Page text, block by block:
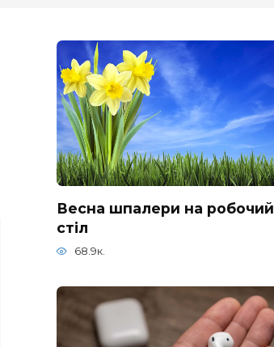
Весна шпалери на робочий
стіл
68.9к.